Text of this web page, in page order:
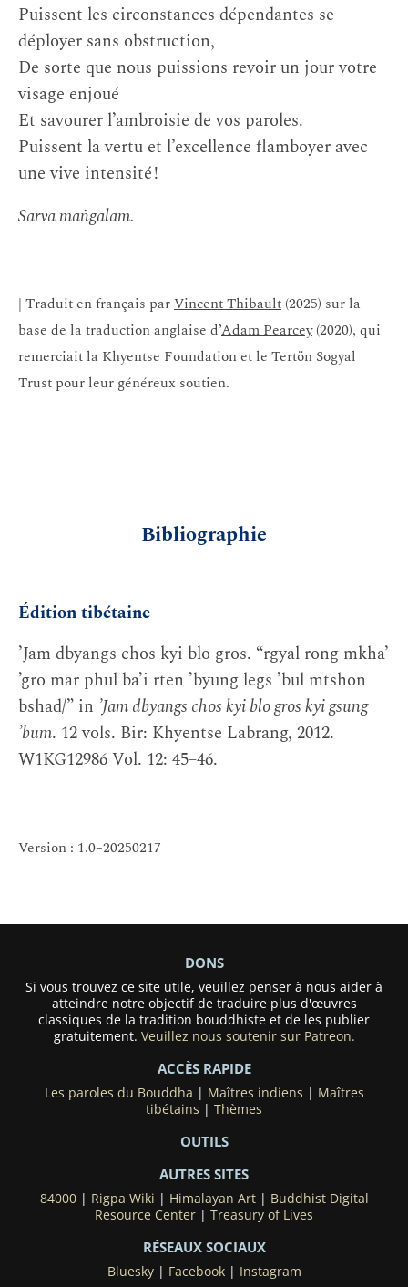
Puissent les circonstances dépendantes se
déployer sans obstruction,
De sorte que nous puissions revoir un jour votre
visage enjoué
Et savourer l’ambroisie de vos paroles.
Puissent la vertu et l’excellence flamboyer avec
une vive intensité !
Sarva maṅgalam.
| Traduit en français parVincent Thibault (2025) sur la
base de la traduction anglaise d’Adam Pearcey(2020), qui
remerciait la Khyentse Foundation et le Tertön Sogyal
Trust pour leur généreux soutien.
Bibliographie
Édition tibétaine
’Jam dbyangs chos kyi blo gros. “rgyal rong mkha’
’gro mar phul ba’i rten ’byung legs ’bul mtshon
bshad/” in ’Jam dbyangs chos kyi blo gros kyi gsung
’bum. 12 vols. Bir: Khyentse Labrang, 2012.
W1KG12986 Vol. 12: 45–46.
Version : 1.0–20250217
DONS
Si vous trouvez ce site utile, veuillez penser à nous aider à
atteindre notre objectif de traduire plus d'œuvres
classiques de la tradition bouddhiste et de les publier
gratuitement. Veuillez nous soutenir sur Patreon.
ACCÈS RAPIDE
Les paroles du Bouddha | Maîtres indiens | Maîtres
tibétains | Thèmes
OUTILS
AUTRES SITES
84000| Rigpa Wiki | Himalayan Art| Buddhist Digital
Resource Center | Treasury of Lives
RÉSEAUX SOCIAUX
Bluesky| Facebook| Instagram